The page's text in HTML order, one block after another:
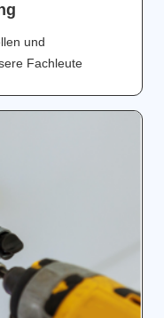
und
Fachleute